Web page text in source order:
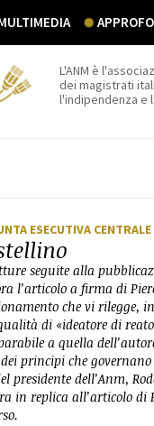
L'ANM è
dei magistrati
l'indipendenza e
ESECUTIVA CENTRALE
seguite alla
l’articolo a firma di
che vi rilegge,
di «ideatore di
a quella
principi che
presidente dell’Anm,
in replica all’articolo di